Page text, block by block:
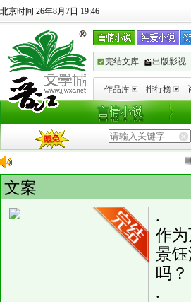
北京时间 26年8月7日 19:46
完结文库 出版影视
作品库 排行榜
文案
.
作
景
吗？
.